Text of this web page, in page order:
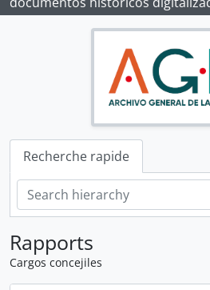
Recherche rapide
Rapports
Cargos concejiles